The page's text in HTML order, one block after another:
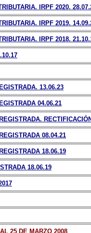
IRPF 2020.
IRPF 2019.
IRPF 2018.
13.06.23
04.06.21
08.04.21
18.06.19
18.06.19
25 DE MARZO 2008